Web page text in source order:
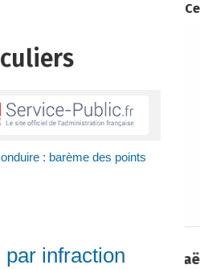
: barème des points
infraction
de chasse –